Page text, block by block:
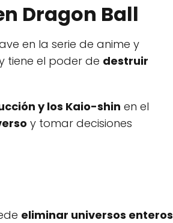
Dragon Ball
en la serie de anime y
tiene el poder de destruir
y los Kaio-shin en el
y tomar decisiones
eliminar universos enteros